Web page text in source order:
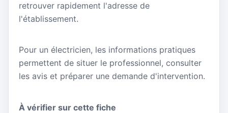
retrouver rapidement l'adresse de
l'établissement.
Pour un électricien, les informations pratiques
permettent de situer le professionnel, consulter
les avis et préparer une demande d'intervention.
À vérifier sur cette fiche